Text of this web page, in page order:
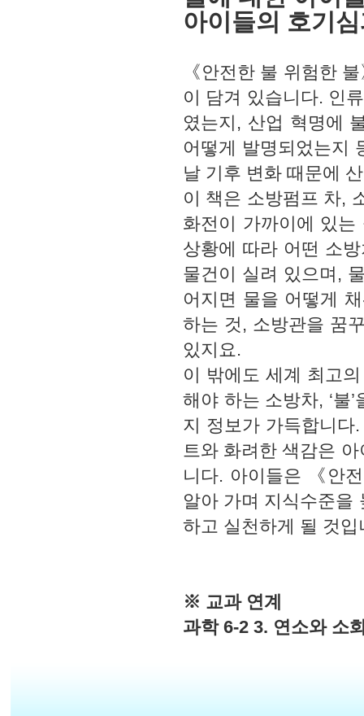
아이들의 호기
《안전한 불 위험한
이 담겨 있습니다. 인
였는지, 산업 혁명에
어떻게 발명되었는지
날 기후 변화 때문에
이 책은 소방펌프 차,
화전이 가까이에 있
상황에 따라 어떤 소
물건이 실려 있으며,
어지면 물을 어떻게
하는 것, 소방관을 꿈
있지요.
이 밖에도 세계 최고
해야 하는 소방차, ‘불
지 정보가 가득합니다
트와 화려한 색감은
니다. 아이들은 《안
알아 가며 지식수준을
하고 실천하게 될 것입
※ 교과 연계
과학 6-2 3. 연소와 소